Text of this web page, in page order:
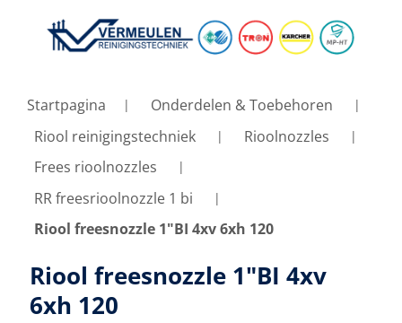
Startpagina
Onderdelen & Toebehoren
Riool reinigingstechniek
Rioolnozzles
Frees rioolnozzles
RR freesrioolnozzle 1 bi
Riool freesnozzle 1"BI 4xv 6xh 120
Riool freesnozzle 1"BI 4xv
6xh 120